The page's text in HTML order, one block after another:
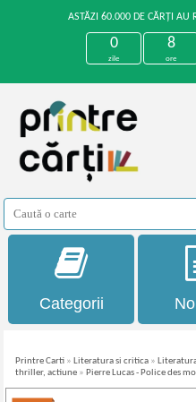
ASTĂZI 60.000 DE CĂRȚI AU
0
zile
8
ore
Categorii
Printre Carti » Literatura si critica »
thriller, actiune » Pierre Lucas - Police des